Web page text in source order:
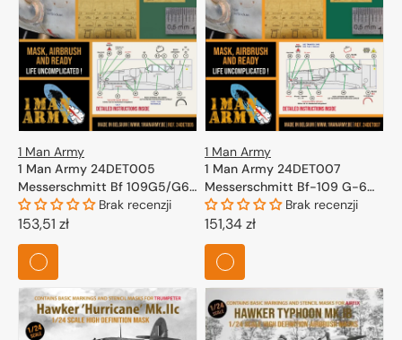
1 Man Army
1 Man Army 24DET005
Messerschmitt Bf 109G5/G6
(Airfix) 1/24
Brak recenzji
Cena
regularna
153,51 zł
1 Man Army
1 Man Army 24DET007
Messerschmitt Bf-109 G-6
Late - High Definition
Airbrush Masks for Trumpeter
1/24
Brak recenzji
Cena
regularna
151,34 zł